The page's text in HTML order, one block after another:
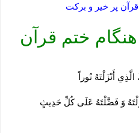
پر خیر و برکت
ختم قرآن
أَنْزَلْتَهُ نُوراً
وَ فَضَّلْتَهُ عَلَى كُلِّ حَدِيثٍ